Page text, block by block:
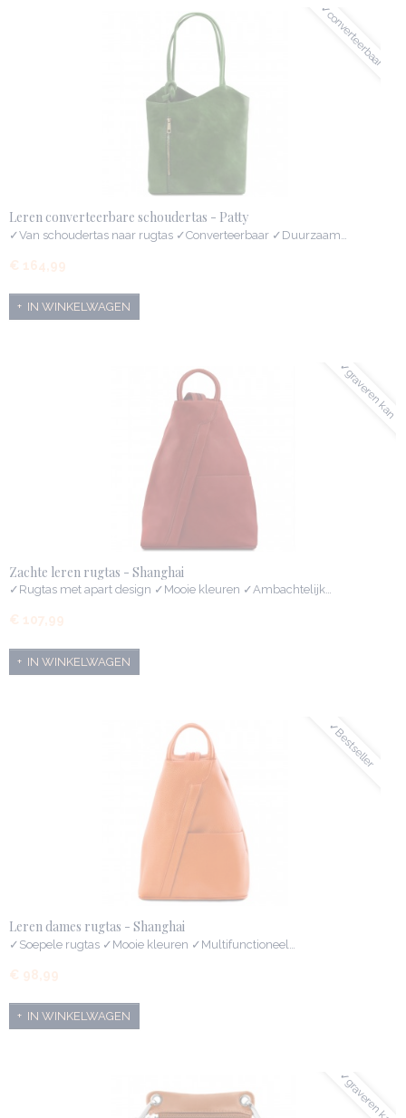
✓converteerbaar
Leren converteerbare schoudertas - Patty
✓Van schoudertas naar rugtas ✓Converteerbaar ✓Duurzaam…
€ 164,99
IN WINKELWAGEN
✓graveren kan
Zachte leren rugtas - Shanghai
✓Rugtas met apart design ✓Mooie kleuren ✓Ambachtelijk…
€ 107,99
IN WINKELWAGEN
✓Bestseller
Leren dames rugtas - Shanghai
✓Soepele rugtas ✓Mooie kleuren ✓Multifunctioneel…
€ 98,99
IN WINKELWAGEN
✓graveren kan